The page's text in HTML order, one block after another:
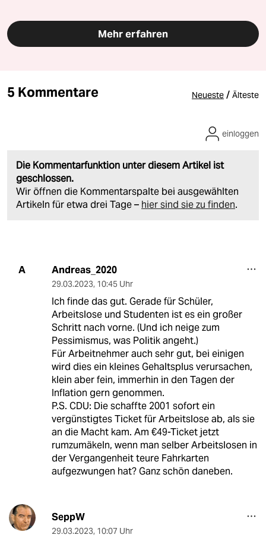
Mehr erfahren
5 Kommentare Neueste / Älteste
Die Kommentarfunktion unter diesem Artikel ist
geschlossen.
Wir öffnen die Kommentarspalte bei ausgewählten
Artikeln für etwa drei Tage – hier sind sie zu finden.
einloggen
A Andreas_2020
29.03.2023, 10:45 Uhr
Ich finde das gut. Gerade für Schüler,
Arbeitslose und Studenten ist es ein großer
Schritt nach vorne. (Und ich neige zum
Pessimismus, was Politik angeht.)
Für Arbeitnehmer auch sehr gut, bei einigen
wird dies ein kleines Gehaltsplus verursachen,
klein aber fein, immerhin in den Tagen der
Inflation gern genommen.
P.S. CDU: Die schaffte 2001 sofort ein
vergünstigtes Ticket für Arbeitslose ab, als sie
an die Macht kam. Am €49-Ticket jetzt
rumzumäkeln, wenn man selber Arbeitslosen in
der Vergangenheit teure Fahrkarten
aufgezwungen hat? Ganz schön daneben.
SeppW
29.03.2023, 10:07 Uhr